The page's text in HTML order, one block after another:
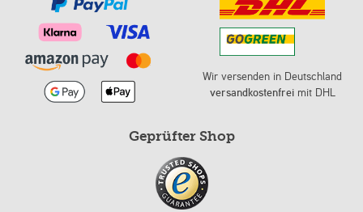
Wir versenden in Deutschland
versandkostenfreimit DHL
Geprüfter Shop